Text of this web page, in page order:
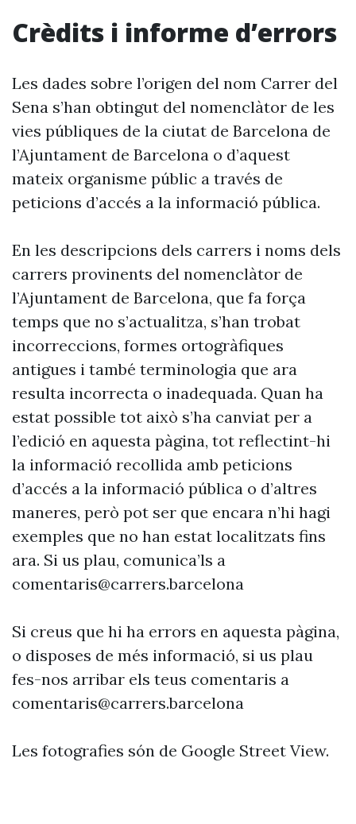
Crèdits i informe d’errors
Les dades sobre l’origen del nom Carrer del
Sena s’han obtingut del nomenclàtor de les
vies públiques de la ciutat de Barcelona de
l’Ajuntament de Barcelona o d’aquest
mateix organisme públic a través de
peticions d’accés a la informació pública.
En les descripcions dels carrers i noms dels
carrers provinents del nomenclàtor de
l’Ajuntament de Barcelona, que fa força
temps que no s’actualitza, s’han trobat
incorreccions, formes ortogràfiques
antigues i també terminologia que ara
resulta incorrecta o inadequada. Quan ha
estat possible tot això s’ha canviat per a
l’edició en aquesta pàgina, tot reflectint-hi
la informació recollida amb peticions
d’accés a la informació pública o d’altres
maneres, però pot ser que encara n’hi hagi
exemples que no han estat localitzats fins
ara. Si us plau, comunica’ls a
comentaris@carrers.barcelona
Si creus que hi ha errors en aquesta pàgina,
o disposes de més informació, si us plau
fes-nos arribar els teus comentaris a
comentaris@carrers.barcelona
Les fotografies són de Google Street View.